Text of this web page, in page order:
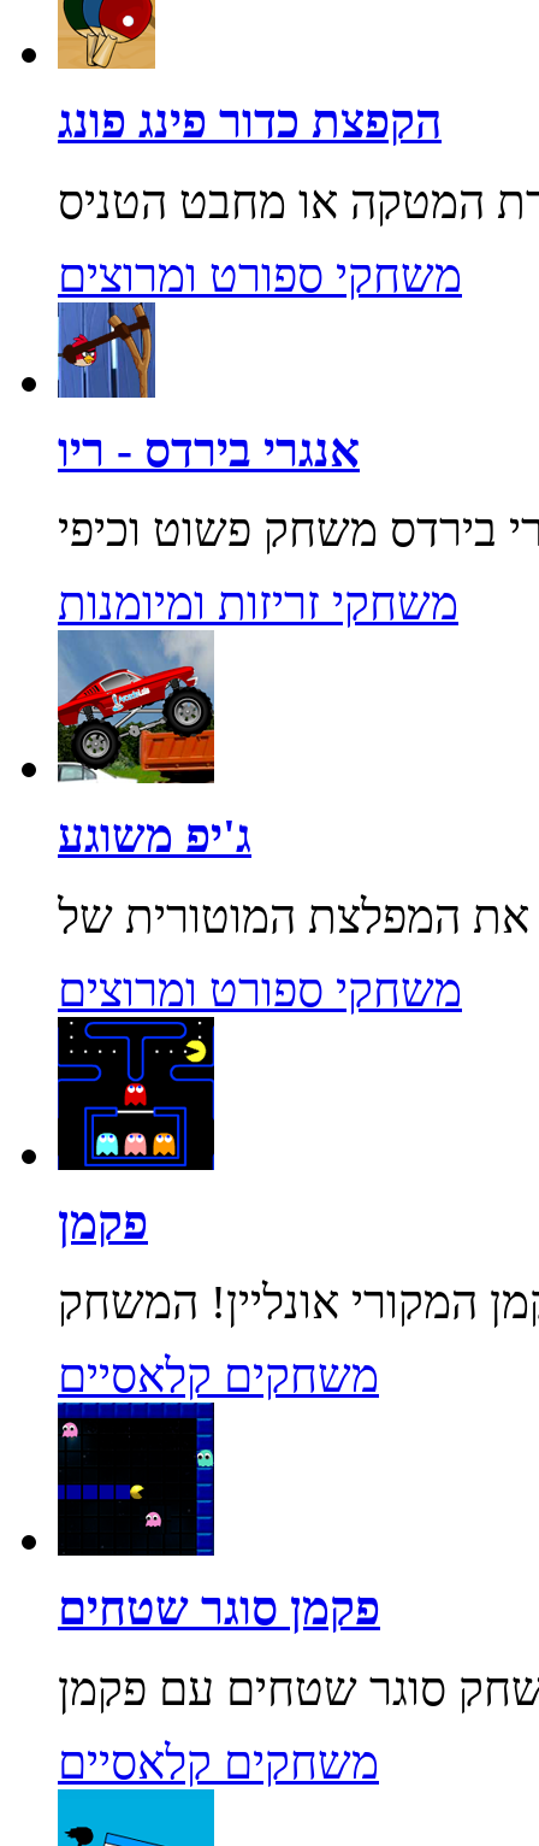
הקפצת כדור פינג פונג
משחקי ספורט ומרוצים
אנגרי בירדס - ריו
משחקי זריזות ומיומנות
ג'יפ משוגע
משחקי ספורט ומרוצים
פקמן
משחקים קלאסיים
פקמן סוגר שטחים
משחקים קלאסיים